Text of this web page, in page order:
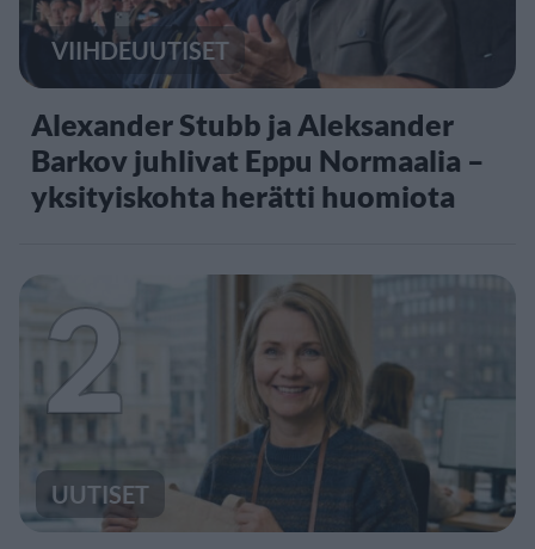
VIIHDEUUTISET
Alexander Stubb ja Aleksander
Barkov juhlivat Eppu Normaalia –
yksityiskohta herätti huomiota
2
UUTISET